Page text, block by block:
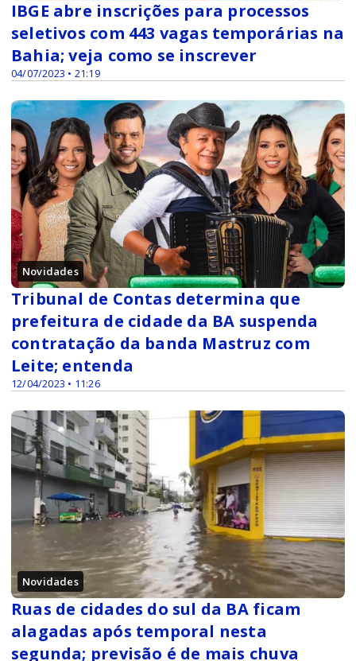
04/07/2023 • 21:19
IBGE abre inscrições para processos
seletivos com 443 vagas temporárias na
Bahia; veja como se inscrever
Novidades
12/04/2023 • 11:26
Tribunal de Contas determina que
prefeitura de cidade da BA suspenda
contratação da banda Mastruz com
Leite; entenda
Novidades
Ruas de cidades do sul da BA ficam
alagadas após temporal nesta
segunda; previsão é de mais chuva